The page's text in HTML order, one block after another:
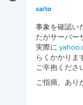
saito
事象を確認い
たがサーバー
実際に
らくかかりま
ご辛抱くださ
ご指摘、あり